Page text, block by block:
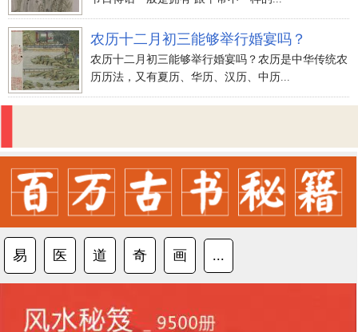
农历十二月初三能够举行婚宴吗？
农历十二月初三能够举行婚宴吗？农历是中华传统农
历历法，又有夏历、华历、汉历、中历...
易 医 道 奇 画 ...